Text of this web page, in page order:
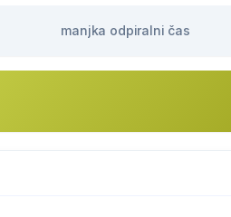
manjka odpiralni čas